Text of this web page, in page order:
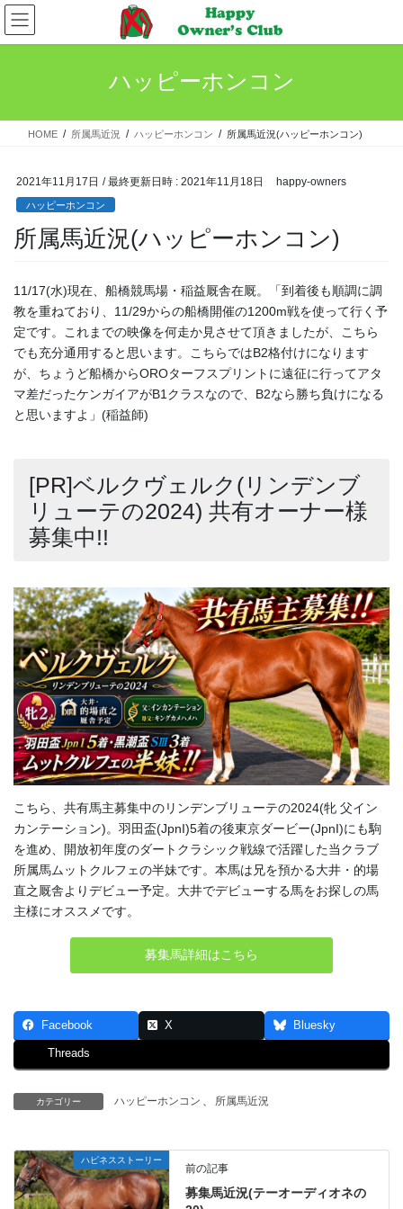
コ
ン
テ
ス
ナ
ビ
ゲ
ン
ハッピーホンコン
HOME 所属馬近況 ハッピーホンコン 所属馬近況(ハッピーホンコン)
2021年11月17日 / 最終更新日時 : 2021年11月18日 happy-owners
ハッピーホンコン
所属馬近況(ハッピーホンコン)
11/17(水)現在、船橋競馬場・稲益厩舎在厩。「到着後も順調に調
教を重ねており、11/29からの船橋開催の1200m戦を使って行く予
定です。これまでの映像を何走か見させて頂きましたが、こちら
でも充分通用すると思います。こちらではB2格付けになります
が、ちょうど船橋からOROターフスプリントに遠征に行ってアタ
マ差だったケンガイアがB1クラスなので、B2なら勝ち負けになる
と思いますよ」(稲益師)
[PR]ベルクヴェルク(リンデンブ
リューテの2024) 共有オーナー様
募集中!!
こちら、共有馬主募集中のリンデンブリューテの2024(牝 父イン
カンテーション)。羽田盃(JpnI)5着の後東京ダービー(JpnI)にも駒
を進め、開放初年度のダートクラシック戦線で活躍した当クラブ
所属馬ムットクルフェの半妹です。本馬は兄を預かる大井・的場
直之厩舎よりデビュー予定。大井でデビューする馬をお探しの馬
主様にオススメです。
募集馬詳細はこちら
Facebook X Bluesky
Threads
カテゴリー ハッピーホンコン 所属馬近況
ハピネスストーリー
前の記事
募集馬近況(テーオーディオネの